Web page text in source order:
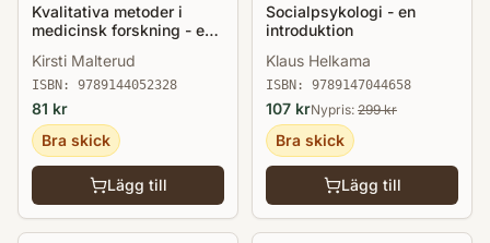
Kvalitativa metoder i
medicinsk forskning - en
Kirsti Malterud
ISBN: 9789144052328
81 kr
Bra skick
Lägg till
Socialpsykologi - en
introduktion
Klaus Helkama
ISBN: 9789147044658
107 krNypris: 299kr
Bra skick
Lägg till